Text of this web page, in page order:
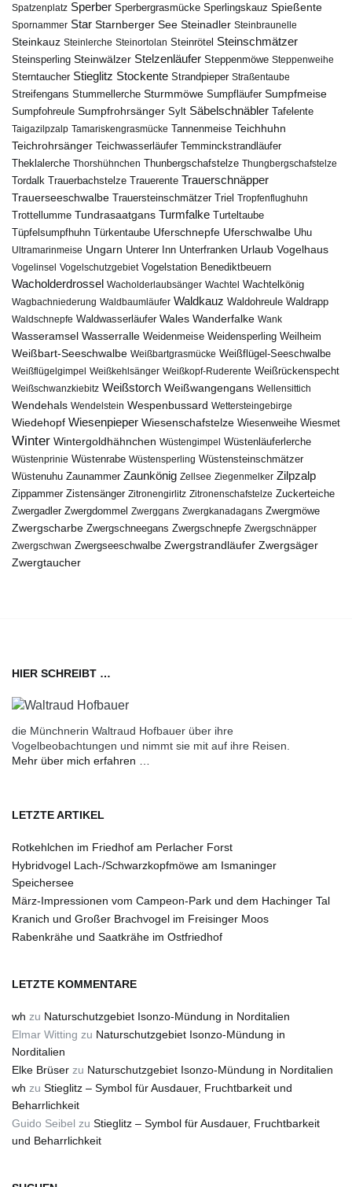
Spatzenplatz Sperber Sperbergrasmücke Sperlingskauz Spießente
Spornammer Star Starnberger See Steinadler Steinbraunelle
Steinkauz Steinlerche Steinortolan Steinrötel Steinschmätzer
Steinsperling Steinwälzer Stelzenläufer Steppenmöwe Steppenweihe
Sterntaucher Stieglitz Stockente Strandpieper Straßentaube
Streifengans Stummellerche Sturmmöwe Sumpfläufer Sumpfmeise
Sumpfohreule Sumpfrohrsänger Sylt Säbelschnäbler Tafelente
Taigazilpzalp Tamariskengrasmücke Tannenmeise Teichhuhn
Teichrohrsänger Teichwasserläufer Temminckstrandläufer
Theklalerche Thorshühnchen Thunbergschafstelze Thungbergschafstelze
Tordalk Trauerbachstelze Trauerente Trauerschnäpper
Trauerseeschwalbe Trauersteinschmätzer Triel Tropfenflughuhn
Trottellumme Tundrasaatgans Turmfalke Turteltaube
Tüpfelsumpfhuhn
Türkentaube Uferschnepfe Uferschwalbe Uhu
Ultramarinmeise Ungarn Unterer Inn Unterfranken Urlaub Vogelhaus
Vogelinsel Vogelschutzgebiet Vogelstation Benediktbeuern
Wacholderdrossel Wacholderlaubsänger Wachtel Wachtelkönig
Wagbachniederung Waldbaumläufer Waldkauz Waldohreule Waldrapp
Waldschnepfe Waldwasserläufer Wales Wanderfalke Wank
Wasseramsel Wasserralle Weidenmeise Weidensperling Weilheim
Weißbart-Seeschwalbe Weißbartgrasmücke Weißflügel-Seeschwalbe
Weißflügelgimpel Weißkehlsänger Weißkopf-Ruderente Weißrückenspecht
Weißschwanzkiebitz Weißstorch Weißwangengans Wellensittich
Wendehals Wendelstein Wespenbussard Wettersteingebirge
Wiedehopf Wiesenpieper Wiesenschafstelze Wiesenweihe Wiesmet
Winter Wintergoldhähnchen Wüstengimpel Wüstenläuferlerche
Wüstenprinie Wüstenrabe Wüstensperling Wüstensteinschmätzer
Wüstenuhu Zaunammer Zaunkönig Zellsee Ziegenmelker Zilpzalp
Zippammer Zistensänger Zitronengirlitz Zitronenschafstelze Zuckerteiche
Zwergadler Zwergdommel Zwerggans Zwergkanadagans Zwergmöwe
Zwergscharbe Zwergschneegans Zwergschnepfe Zwergschnäpper
Zwergschwan Zwergseeschwalbe Zwergstrandläufer Zwergsäger
Zwergtaucher
HIER SCHREIBT …
die Münchnerin Waltraud Hofbauer über ihre
Vogelbeobachtungen und nimmt sie mit auf ihre Reisen.
Mehr über mich erfahren …
LETZTE ARTIKEL
Rotkehlchen im Friedhof am Perlacher Forst
Hybridvogel Lach-/Schwarzkopfmöwe am Ismaninger
Speichersee
März-Impressionen vom Campeon-Park und dem Hachinger Tal
Kranich und Großer Brachvogel im Freisinger Moos
Rabenkrähe und Saatkrähe im Ostfriedhof
LETZTE KOMMENTARE
wh zu Naturschutzgebiet Isonzo-Mündung in Norditalien
Elmar Witting zu Naturschutzgebiet Isonzo-Mündung in
Norditalien
Elke Brüser zu Naturschutzgebiet Isonzo-Mündung in Norditalien
wh zu Stieglitz – Symbol für Ausdauer, Fruchtbarkeit und
Beharrlichkeit
Guido Seibel zu Stieglitz – Symbol für Ausdauer, Fruchtbarkeit
und Beharrlichkeit